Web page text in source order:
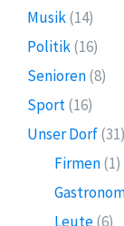
Musik(14)
Politik(16)
Senioren(8)
Sport(16)
Unser Dorf(31)
Firmen(1)
Leute(6)